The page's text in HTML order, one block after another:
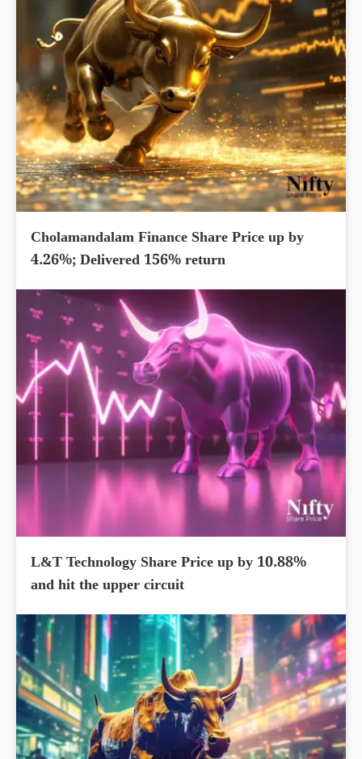
Cholamandalam Finance Share Price up by
4.26%; Delivered 156% return
L&T Technology Share Price up by 10.88%
and hit the upper circuit